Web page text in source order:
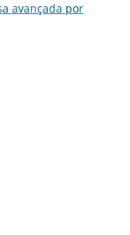
avançada por